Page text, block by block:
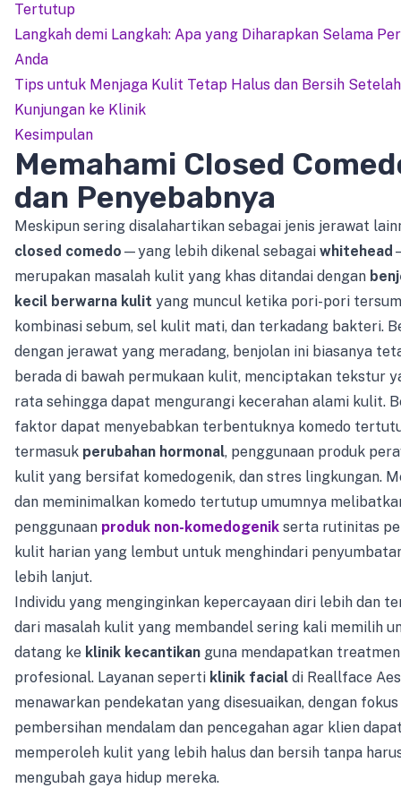
Tertutup
Langkah demi Langkah: Apa yang Diharapkan Selama
Anda
Tips untuk Menjaga Kulit Tetap Halus dan Bersih Setelah
Kunjungan ke Klinik
Kesimpulan
Memahami Closed
dan Penyebabnya
Meskipun sering disalahartikan sebagai jenis jerawat
closed comedo —yang lebih dikenal sebagai whitehead
merupakan masalah kulit yang khas ditandai dengan
kecil berwarna kulit yang muncul ketika pori-pori
kombinasi sebum, sel kulit mati, dan terkadang bakteri.
dengan jerawat yang meradang, benjolan ini biasanya
berada di bawah permukaan kulit, menciptakan tekstur
rata sehingga dapat mengurangi kecerahan alami kulit.
faktor dapat menyebabkan terbentuknya komedo
termasuk perubahan hormonal, penggunaan produk
kulit yang bersifat komedogenik, dan stres lingkungan.
dan meminimalkan komedo tertutup umumnya
penggunaan produk non-komedogenik serta rutinitas
kulit harian yang lembut untuk menghindari
lebih lanjut.
Individu yang menginginkan kepercayaan diri lebih dan
dari masalah kulit yang membandel sering kali memilih
datang ke klinik kecantikan guna mendapatkan
profesional. Layanan seperti klinik facial di Reallface
menawarkan pendekatan yang disesuaikan, dengan
pembersihan mendalam dan pencegahan agar klien
memperoleh kulit yang lebih halus dan bersih tanpa
mengubah gaya hidup mereka.